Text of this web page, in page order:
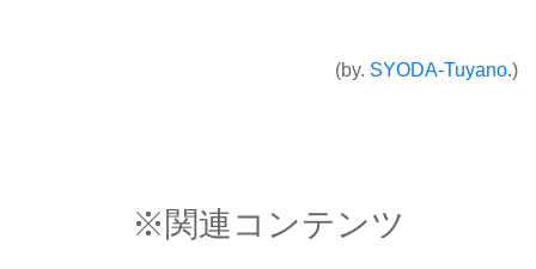
(by. SYODA-Tuyano.)
※関連コンテンツ